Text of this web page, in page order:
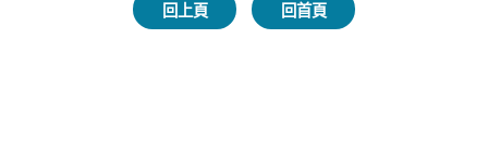
回上頁 回首頁